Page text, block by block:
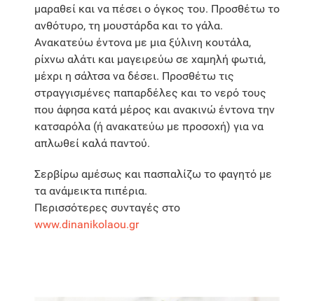
μαραθεί και να πέσει ο όγκος του. Προσθέτω το
ανθότυρο, τη μουστάρδα και το γάλα.
Ανακατεύω έντονα με μια ξύλινη κουτάλα,
ρίχνω αλάτι και μαγειρεύω σε χαμηλή φωτιά,
μέχρι η σάλτσα να δέσει. Προσθέτω τις
στραγγισμένες παπαρδέλες και το νερό τους
που άφησα κατά μέρος και ανακινώ έντονα την
κατσαρόλα (ή ανακατεύω με προσοχή) για να
απλωθεί καλά παντού.
Σερβίρω αμέσως και πασπαλίζω το φαγητό με
τα ανάμεικτα πιπέρια.
Περισσότερες συνταγές στο
www.dinanikolaou.gr